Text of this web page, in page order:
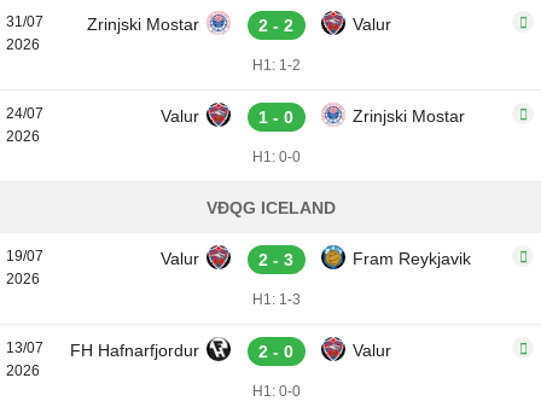
31/07
2026
Zrinjski Mostar 2 - 2 Valur
H1: 1-2
24/07
2026
Valur 1 - 0 Zrinjski Mostar
H1: 0-0
VĐQG ICELAND
19/07
2026
Valur 2 - 3 Fram Reykjavik
H1: 1-3
13/07
2026
FH Hafnarfjordur 2 - 0 Valur
H1: 0-0